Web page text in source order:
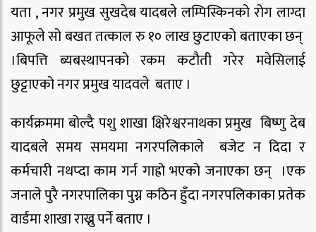
यता , नगर प्रमुख सुखदेब यादबले लम्पिस्किनको रोग लाग्दा
आफूले सो बखत तत्काल रु १० लाख छुटाएको बताएका छन्
।बिपत्ति ब्यबस्थापनको रकम कटौती गरेर मवेसिलाई
छुट्टाएको नगर प्रमुख यादवले बताए ।
कार्यक्रममा बोल्दै पशु शाखा क्षिरेश्वरनाथका प्रमुख बिष्णु देब
यादबले समय समयमा नगरपलिकाले बजेट न दिदा र
कर्मचारी नथप्दा काम गर्न गाह्रो भएको जनाएका छन् ।एक
जनाले पुरै नगरपालिका पुग्न कठिन हुँदा नगरपलिकाका प्रतेक
वार्डमा शाखा राख्नु पर्ने बताए ।